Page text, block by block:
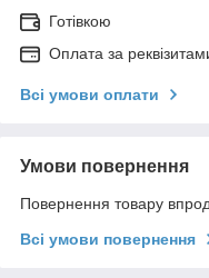
Готівкою
Оплата за
Всі умови оплати
Умови повернення
Повернення товару
Всі умови повернення